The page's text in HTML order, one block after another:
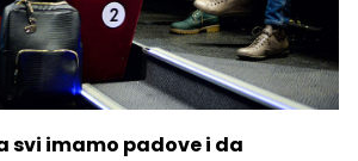
svi imamo padove i da